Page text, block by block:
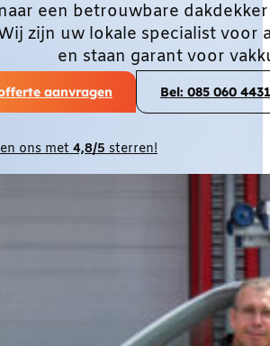
een betrouwbare
zijn uw lokale specialist
en staan garant voor
aanvragen Bel: 085 060 4431
ons met4,8/5sterren!